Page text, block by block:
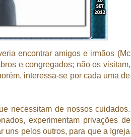
encontrar amigos e irmãos (Mc
e congregados; não os visitam,
interessa-se por cada uma de
necessitam de nossos cuidados.
experimentam privações de
uns pelos outros, para que a Igreja